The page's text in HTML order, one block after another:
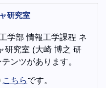
研究室
学部 情報工学課程 ネ
研究室 (大崎 博之 研
ンツがあります。
こちらです。